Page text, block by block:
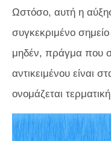
Ωστόσο, αυτή η
συγκεκριμένο
μηδέν, πράγμα που
αντικειμένου είναι
ονομάζεται